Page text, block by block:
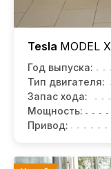
Tesla MODEL X
Год выпуска:
Тип двигателя:
Запас хода:
Мощность:
Привод: